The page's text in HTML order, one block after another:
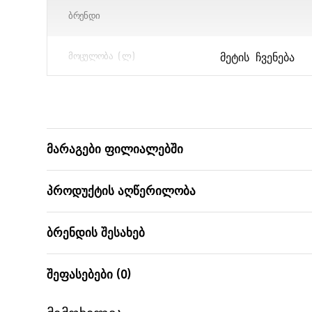
ᲑᲠᲔᲜᲓᲘ
ᲛᲝᲪᲣᲚᲝᲑᲐ (Ლ)
ᲒᲐᲛᲝᲘᲧᲔᲜᲔᲑᲐ
ჭურჭლის სარეცხ მანქანაში,
გამოიყენება
ᲛᲐᲮᲐᲡᲘᲐᲗᲔᲑᲚᲔᲑᲘ
ᲛᲔᲢᲘᲡ ᲩᲕᲔᲜᲔᲑᲐ
მარაგები ფილიალებში
პროდუქტის აღწერილობა
ბრენდის შესახებ
შეფასებები (0)